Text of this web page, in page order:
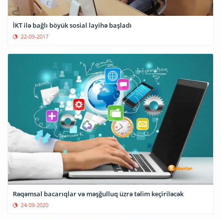
İKT ilə bağlı böyük sosial layihə başladı
22-09-2017
Rəqəmsal bacarıqlar və məşğulluq üzrə təlim keçiriləcək
24-09-2020